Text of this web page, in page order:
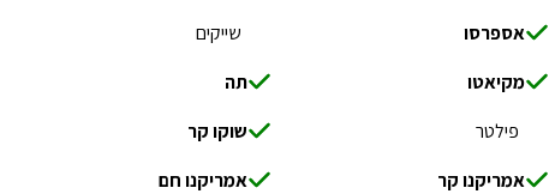
אספרסו
שייקים
מקיאטו
תה
פילטר
שוקו קר
אמריקנו קר
אמריקנו חם